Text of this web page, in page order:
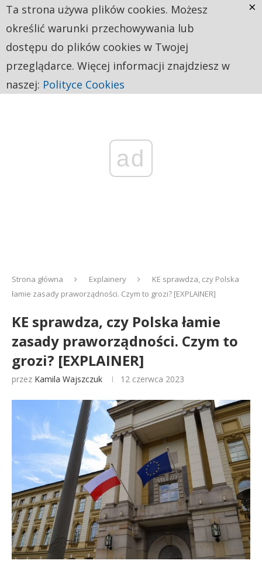
ad
Strona główna Explainery
KE sprawdza, czy Polska
łamie zasady praworządności. Czym to grozi? [EXPLAINER]
KE sprawdza, czy Polska łamie
zasady praworządności. Czym to
grozi? [EXPLAINER]
przez Kamila Wajszczuk 12 czerwca 2023
Ta strona używa plików cookies. Możesz
określić warunki przechowywania lub
dostępu do plików cookies w Twojej
przeglądarce. Więcej informacji znajdziesz w
naszej: Polityce Cookies
×